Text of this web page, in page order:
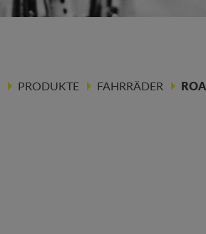
PRODUKTE FAHRRÄDER